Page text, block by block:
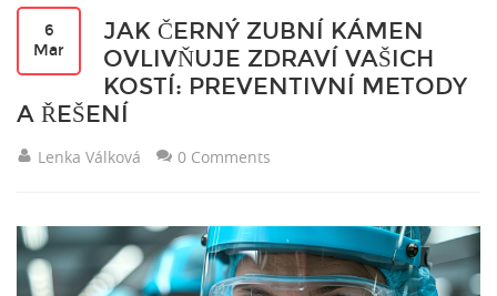
6
Mar
JAK ČERNÝ ZUBNÍ KÁMEN
OVLIVŇUJE ZDRAVÍ VAŠICH
KOSTÍ: PREVENTIVNÍ METODY
A ŘEŠENÍ
Lenka Válková 0 Comments